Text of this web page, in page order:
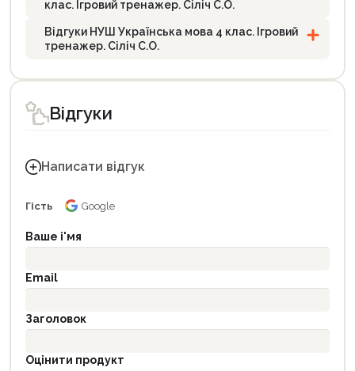
клас. Ігровий тренажер. Сіліч С.О.
Відгуки НУШ Українська мова 4 клас. Ігровий
тренажер. Сіліч С.О.
Відгуки
Написати відгук
Гість Google
Ваше і'мя
Email
Заголовок
Оцінити продукт